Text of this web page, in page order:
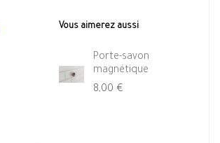
Vous aimerez aussi
Porte-savon
magnétique
8,00 €